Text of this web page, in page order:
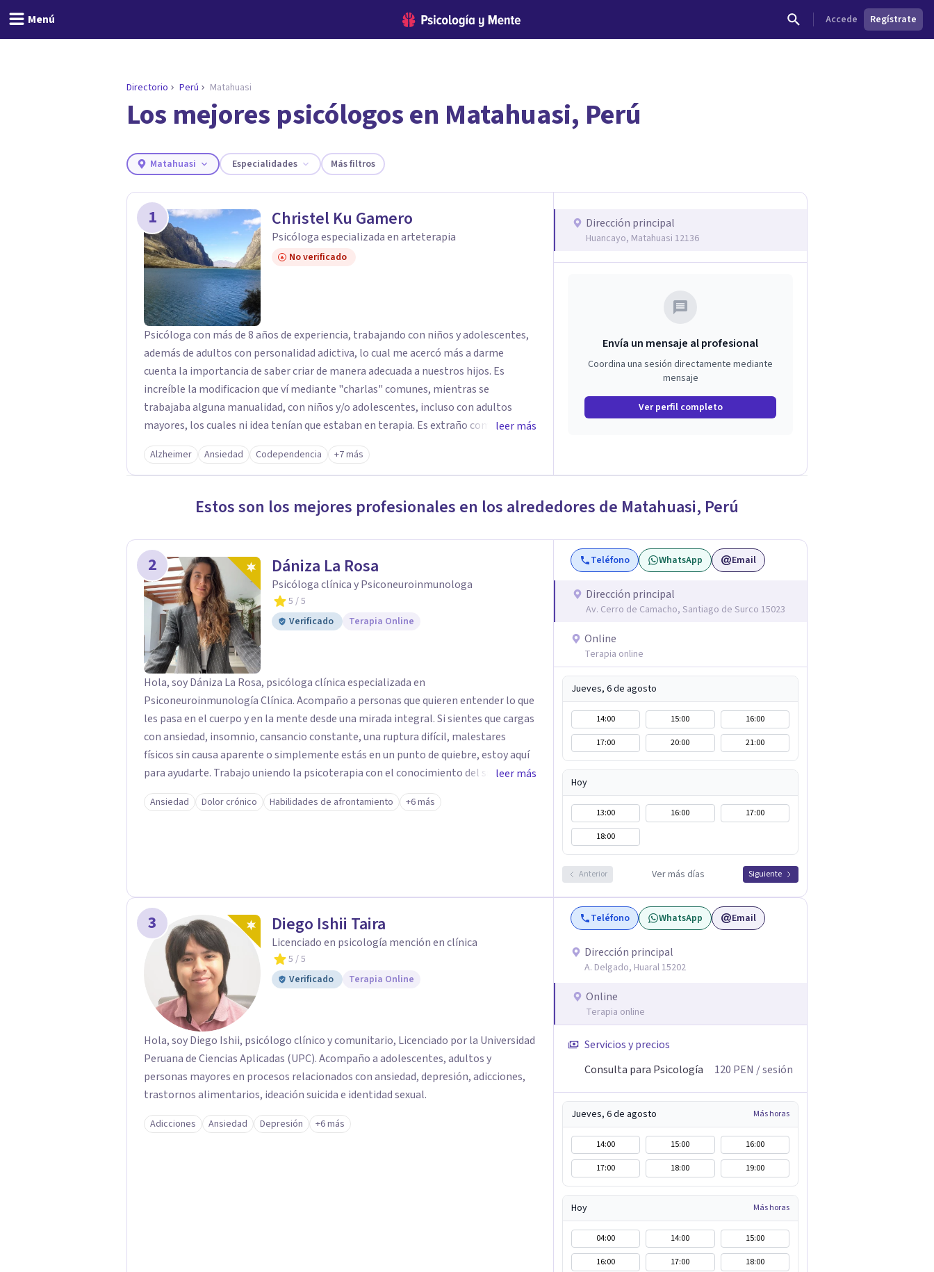
Menú Accede Regístrate
ENCONTRAR MI TERAPEUTA
¿Necesitas ayuda para encontrar el psicólogo adecuado?
Responder cuestionario
Directorio Perú Matahuasi
Los mejores psicólogos en Matahuasi, Perú
Matahuasi Especialidades Más filtros
1 Christel Ku Gamero
Psicóloga especializada en arteterapia
No verificado
Psicóloga con más de 8 años de experiencia, trabajando con niños y adolescentes,
además de adultos con personalidad adictiva, lo cual me acercó más a darme
cuenta la importancia de saber criar de manera adecuada a nuestros hijos. Es
increíble la modificacion que ví mediante "charlas" comunes, mientras se
trabajaba alguna manualidad, con niños y/o adolescentes, incluso con adultos
mayores, los cuales ni idea tenían que estaban en terapia. Es extraño como
funciona nuestra psiquis frente a la terapia, y me pregunté ¿qué pasaría si no
supieran que están en terapia? ¿funcionaría? Pues si y ese es el trabajo que disfruto,
además de la increíble red de apoyo que en el proceso terapeutico el paciente
leer más
Alzheimer Ansiedad Codependencia +7 más
Dirección principal
Huancayo, Matahuasi 12136
Envía un mensaje al profesional
Coordina una sesión directamente mediante
mensaje
Ver perfil completo
Estos son los mejores profesionales en los alrededores de Matahuasi, Perú
2 Dániza La Rosa
Psicóloga clínica y Psiconeuroinmunologa
5 / 5
Verificado
Terapia Online
Hola, soy Dániza La Rosa, psicóloga clínica especializada en
Psiconeuroinmunología Clínica. Acompaño a personas que quieren entender lo que
les pasa en el cuerpo y en la mente desde una mirada integral. Si sientes que cargas
con ansiedad, insomnio, cansancio constante, una ruptura difícil, malestares
físicos sin causa aparente o simplemente estás en un punto de quiebre, estoy aquí
para ayudarte. Trabajo uniendo la psicoterapia con el conocimiento del sistema
inmune, hormonal y nervioso, para ir más allá del síntoma y descubrir qué hay
detrás. Mis sesiones son un espacio seguro, empático y sin juicios, donde tu historia
leer más
Ansiedad Dolor crónico Habilidades de afrontamiento +6 más
Teléfono WhatsApp Email
Dirección principal
Av. Cerro de Camacho, Santiago de Surco 15023
Online
Terapia online
Jueves, 6 de agosto
14:00 15:00
16:00
17:00
20:00 21:00
Hoy
13:00 16:00
17:00
18:00
Anterior Ver más días Siguiente
3 Diego Ishii Taira
Licenciado en psicología mención en clínica
5 / 5
Verificado
Terapia Online
Hola, soy Diego Ishii, psicólogo clínico y comunitario, Licenciado por la Universidad
Peruana de Ciencias Aplicadas (UPC). Acompaño a adolescentes, adultos y
personas mayores en procesos relacionados con ansiedad, depresión, adicciones,
trastornos alimentarios, ideación suicida e identidad sexual.
Adicciones Ansiedad Depresión +6 más
Teléfono WhatsApp Email
Dirección principal
A. Delgado, Huaral 15202
Online
Terapia online
Servicios y precios
Consulta para Psicología
120 PEN / sesión
Jueves, 6 de agosto Más horas
14:00 15:00
16:00
17:00
18:00 19:00
Hoy Más horas
04:00 14:00
15:00
16:00
17:00 18:00